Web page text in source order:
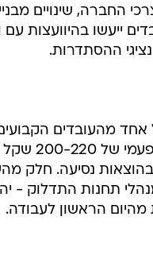
החברה, שינויים
ייעשו בהיוועצות עם
ההסתדרות.
מהעובדים הקבועים
יקבל מענק חד
נסיעה. חלק
תחנות התדלוק -
הראשון לעבודה.